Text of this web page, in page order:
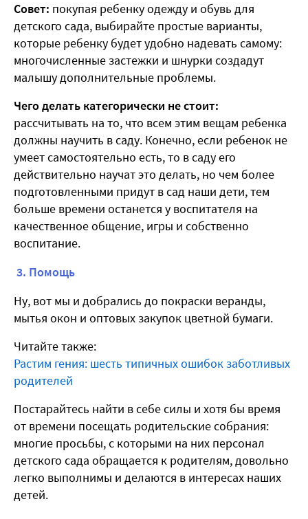
Совет: покупая ребенку одежду и обувь для
детского сада, выбирайте простые варианты,
которые ребенку будет удобно надевать самому:
многочисленные застежки и шнурки создадут
малышу дополнительные проблемы.
Чего делать категорически не стоит:
рассчитывать на то, что всем этим вещам ребенка
должны научить в саду. Конечно, если ребенок не
умеет самостоятельно есть, то в саду его
действительно научат это делать, но чем более
подготовленными придут в сад наши дети, тем
больше времени останется у воспитателя на
качественное общение, игры и собственно
воспитание.
3. Помощь
Ну, вот мы и добрались до покраски веранды,
мытья окон и оптовых закупок цветной бумаги.
Читайте также:
Растим гения: шесть типичных ошибок заботливых
родителей
Постарайтесь найти в себе силы и хотя бы время
от времени посещать родительские собрания:
многие просьбы, с которыми на них персонал
детского сада обращается к родителям, довольно
легко выполнимы и делаются в интересах наших
детей.